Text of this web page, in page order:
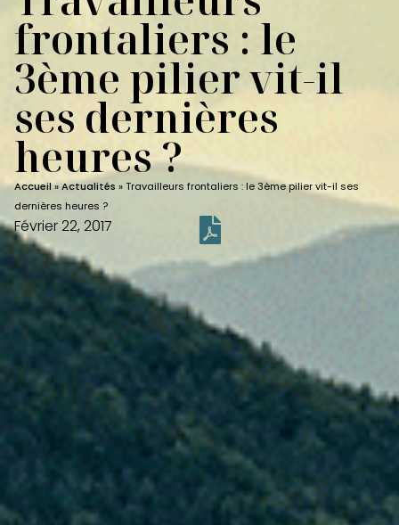
frontaliers : le
3ème pilier vit-il
ses dernières
heures ?
Accueil»Actualités »Travailleurs frontaliers : le 3ème pilier vit-il ses
dernières heures ?
Février 22, 2017